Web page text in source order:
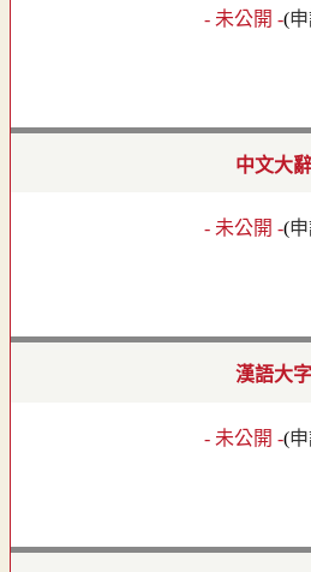
- 未公開 -(
中文大
- 未公開 -(
漢語大
- 未公開 -(